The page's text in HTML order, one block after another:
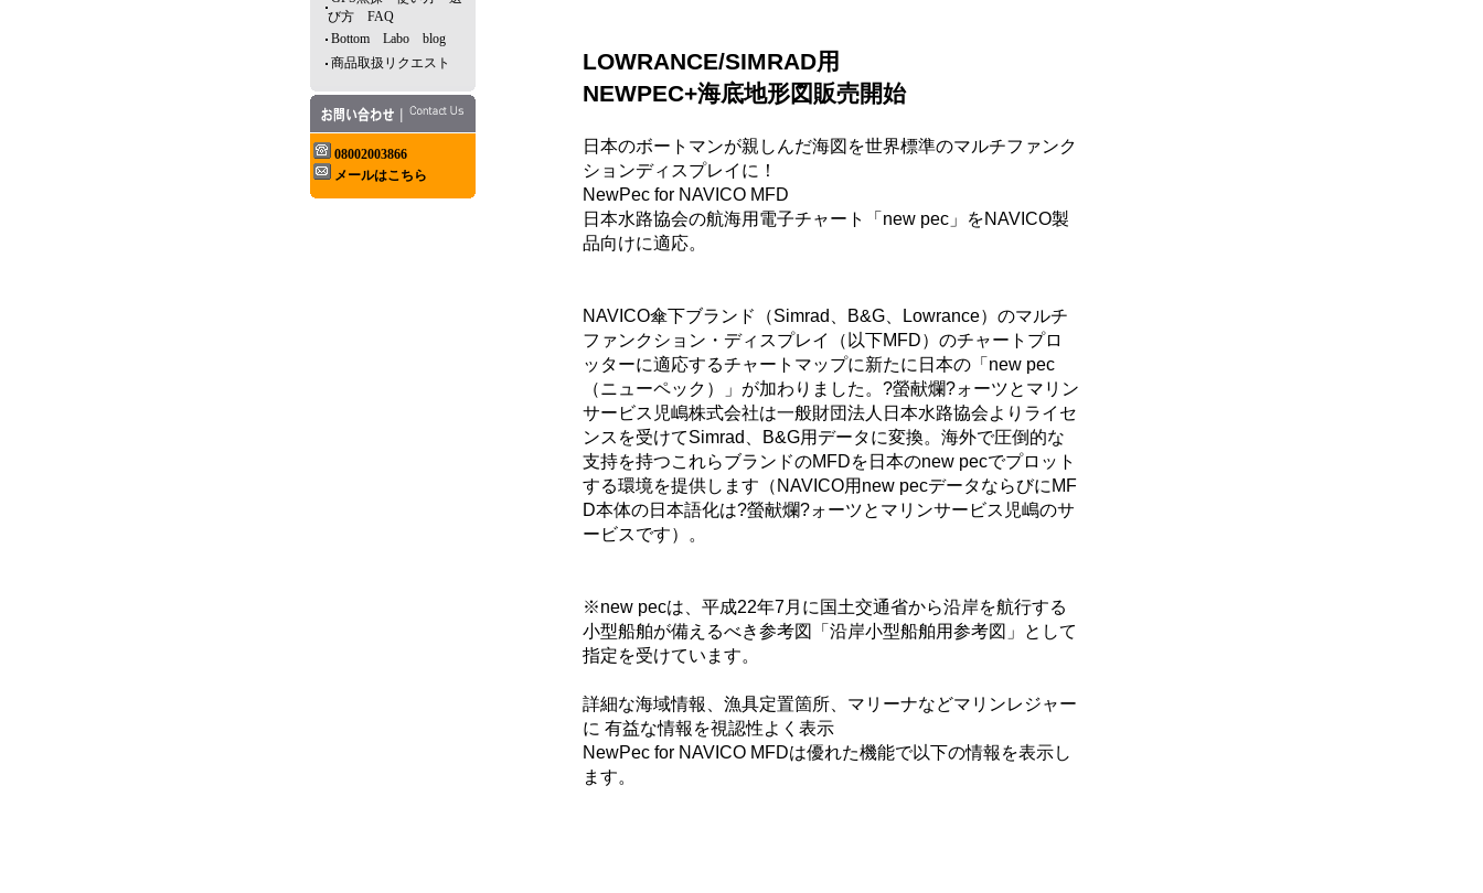
び方 FAQ
Bottom Labo blog
商品取扱リクエスト
08002003866
メールはこちら
LOWRANCE/SIMRAD用
NEWPEC+海底地形図販売開始
日本のボートマンが親しんだ海図を世界標準のマルチファンク
ションディスプレイに！
NewPec for NAVICO MFD
日本水路協会の航海用電子チャート「new pec」をNAVICO製
品向けに適応。
NAVICO傘下ブランド（Simrad、B&G、Lowrance）のマルチ
ファンクション・ディスプレイ（以下MFD）のチャートプロ
ッターに適応するチャートマップに新たに日本の「new pec
（ニューペック）」が加わりました。?螢献爛?ォーツとマリン
サービス児嶋株式会社は一般財団法人日本水路協会よりライセ
ンスを受けてSimrad、B&G用データに変換。海外で圧倒的な
支持を持つこれらブランドのMFDを日本のnew pecでプロット
する環境を提供します（NAVICO用new pecデータならびにMF
D本体の日本語化は?螢献爛?ォーツとマリンサービス児嶋のサ
ービスです）。
※new pecは、平成22年7月に国土交通省から沿岸を航行する
小型船舶が備えるべき参考図「沿岸小型船舶用参考図」として
指定を受けています。
詳細な海域情報、漁具定置箇所、マリーナなどマリンレジャー
に 有益な情報を視認性よく表示
NewPec for NAVICO MFDは優れた機能で以下の情報を表示し
ます。